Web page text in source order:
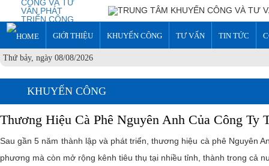
GIỚI THIỆU KHUYẾN CÔNG TƯ VẤN TIN TỨC
Thứ bảy, ngày 08/08/2026
KHUYẾN CÔNG
Thương Hiệu Cà Phê Nguyên Anh Của Công Ty
Sau gần 5 năm thành lập và phát triển, thương hiệu cà phê Nguyên
phương mà còn mở rộng kênh tiêu thụ tại nhiều tỉnh, thành trong cả